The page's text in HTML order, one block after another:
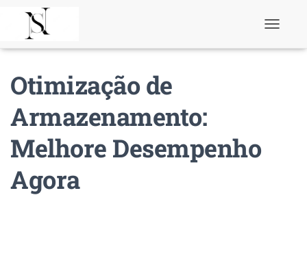
Otimização de
Armazenamento:
Melhore Desempenho
Agora